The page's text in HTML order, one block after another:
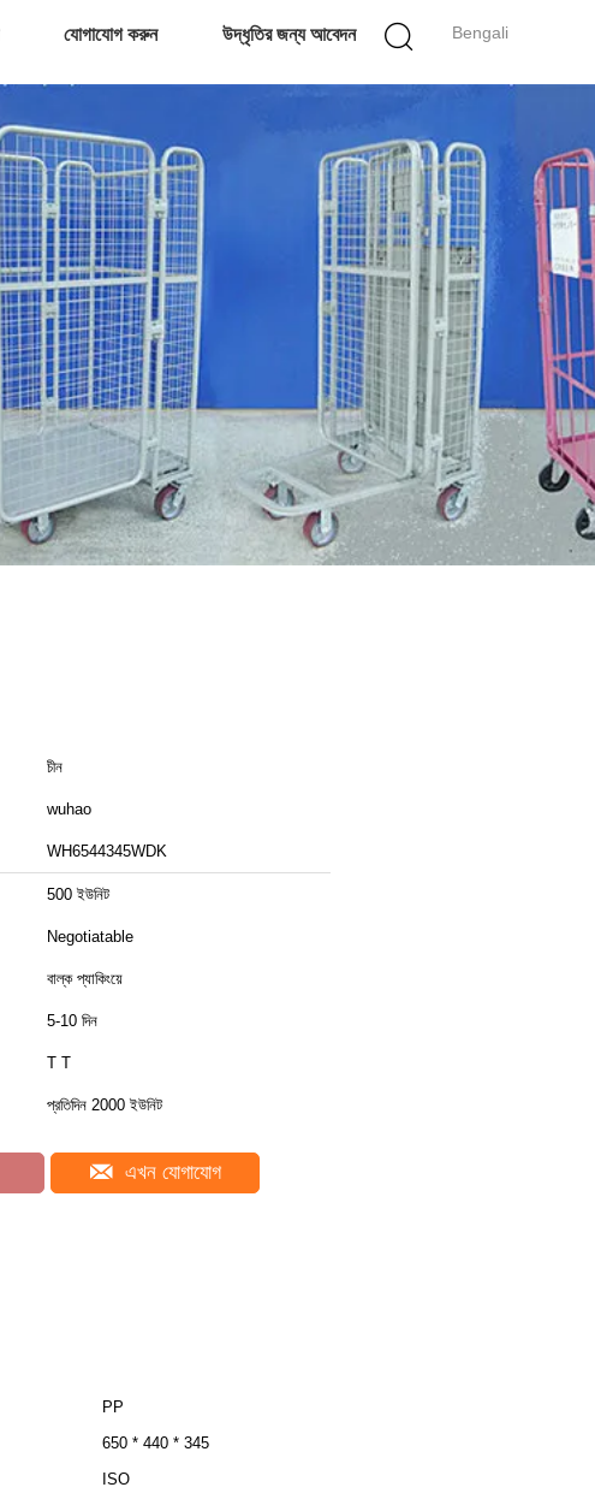
Bengali
যোগাযোগ করুন উদ্ধৃতির জন্য আবেদন
চীন
wuhao
WH6544345WDK
500 ইউনিট
Negotiatable
বাল্ক প্যাকিংয়ে
5-10 দিন
T T
প্রতিদিন 2000 ইউনিট
এখন যোগাযোগ
PP
650 * 440 * 345
ISO